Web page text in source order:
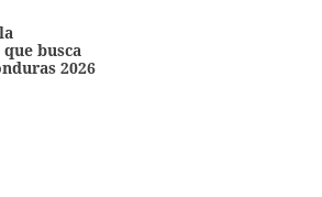
busca
2026